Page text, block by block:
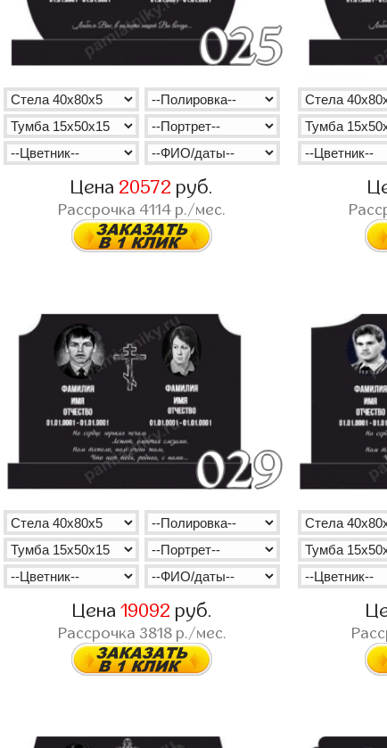
Цена 20572 руб.
Рассрочка 4114 р./мес.
Цена 19092 руб.
Рассрочка 3818р./мес.